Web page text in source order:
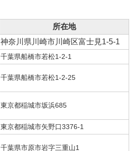
所在地
神奈川県川崎市川崎区富士見1-5-1
千葉県船橋市若松1-2-1
千葉県船橋市若松1-2-25
東京都稲城市坂浜685
東京都稲城市矢野口3376-1
千葉県市原市岩字三重山1